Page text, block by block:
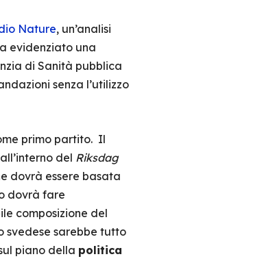
Nature, un’analisi
evidenziato una
di Sanità pubblica
senza l’utilizzo
primo partito. Il
del Riksdag
dovrà essere basata
dovrà fare
composizione del
svedese sarebbe tutto
piano della politica